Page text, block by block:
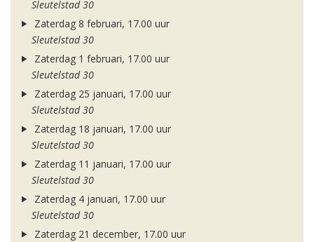
Sleutelstad 30
Zaterdag 8 februari, 17.00 uur
Sleutelstad 30
Zaterdag 1 februari, 17.00 uur
Sleutelstad 30
Zaterdag 25 januari, 17.00 uur
Sleutelstad 30
Zaterdag 18 januari, 17.00 uur
Sleutelstad 30
Zaterdag 11 januari, 17.00 uur
Sleutelstad 30
Zaterdag 4 januari, 17.00 uur
Sleutelstad 30
Zaterdag 21 december, 17.00 uur